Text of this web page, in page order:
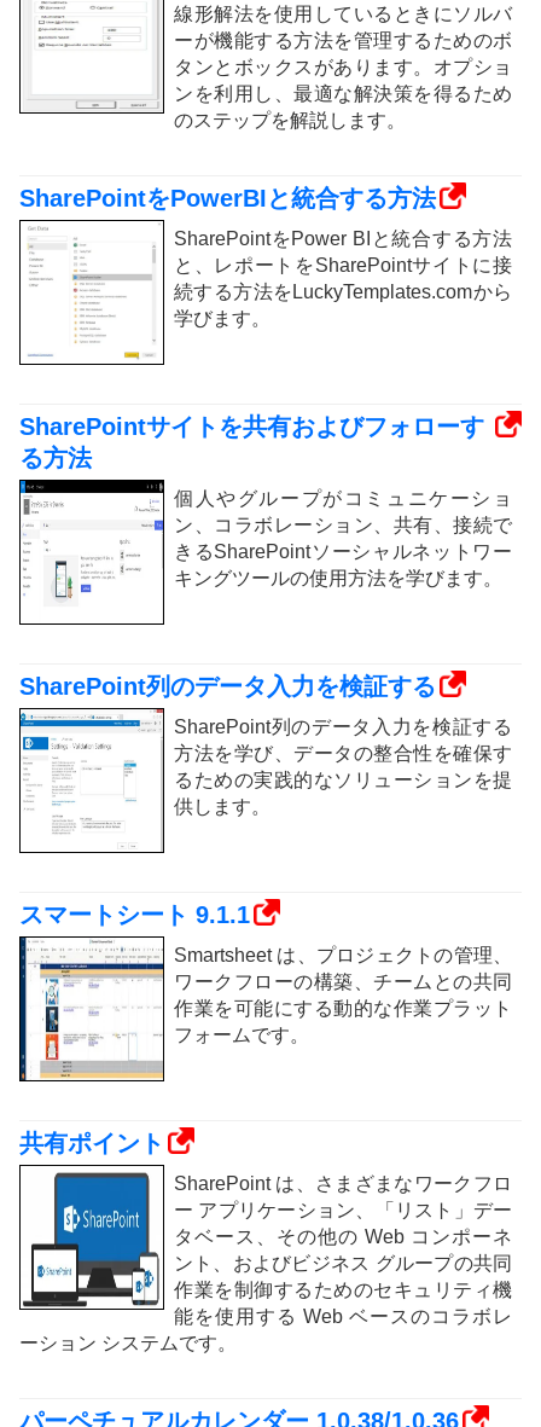
線形解法を使用しているときにソルバ
ーが機能する方法を管理するためのボ
タンとボックスがあります。オプショ
ンを利用し、最適な解決策を得るため
のステップを解説します。
SharePointをPowerBIと統合する方法
SharePointをPower BIと統合する方法
と、レポートをSharePointサイトに接
続する方法をLuckyTemplates.comから
学びます。
SharePointサイトを共有およびフォローす
る方法
個人やグループがコミュニケーショ
ン、コラボレーション、共有、接続で
きるSharePointソーシャルネットワー
キングツールの使用方法を学びます。
SharePoint列のデータ入力を検証する
SharePoint列のデータ入力を検証する
方法を学び、データの整合性を確保す
るための実践的なソリューションを提
供します。
スマートシート 9.1.1
Smartsheet は、プロジェクトの管理、
ワークフローの構築、チームとの共同
作業を可能にする動的な作業プラット
フォームです。
共有ポイント
SharePoint は、さまざまなワークフロ
ー アプリケーション、「リスト」デー
タベース、その他の Web コンポーネ
ント、およびビジネス グループの共同
作業を制御するためのセキュリティ機
能を使用する Web ベースのコラボレ
ーション システムです。
パーペチュアルカレンダー 1.0.38/1.0.36